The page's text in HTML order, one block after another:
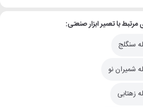
با تعمیر ابزار صنعتی:
سنگلج
شمیران نو
زهتابی